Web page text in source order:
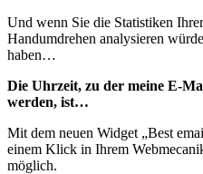
Und wenn Sie die Statistiken
Handumdrehen analysieren
haben…
Die Uhrzeit, zu der meine E-
werden, ist…
Mit dem neuen Widget „Best
einem Klick in Ihrem
möglich.